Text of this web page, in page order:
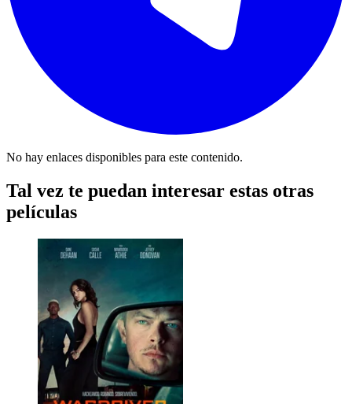
No hay enlaces disponibles para este contenido.
Tal vez te puedan interesar estas otras
películas